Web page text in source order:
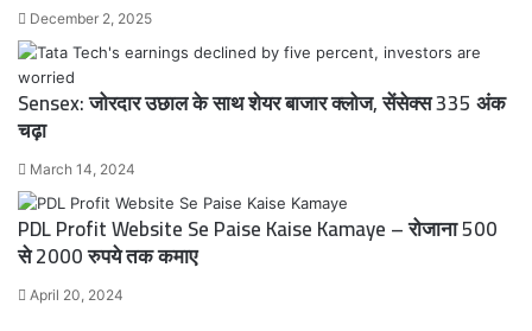
December 2, 2025
Sensex: जोरदार उछाल के साथ शेयर बाजार क्लोज, सेंसेक्स 335 अंक
चढ़ा
March 14, 2024
PDL Profit Website Se Paise Kaise Kamaye – रोजाना 500
से 2000 रुपये तक कमाए
April 20, 2024